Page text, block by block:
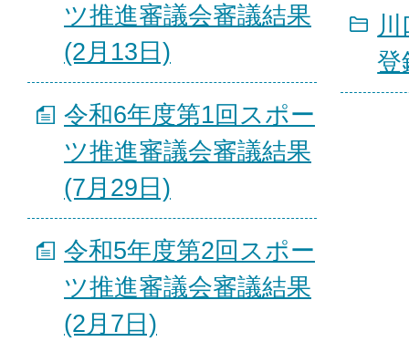
ツ推進審議会審議結果
(2月13日)
令和6年度第1回スポー
ツ推進審議会審議結果
(7月29日)
令和5年度第2回スポー
ツ推進審議会審議結果
(2月7日)
登